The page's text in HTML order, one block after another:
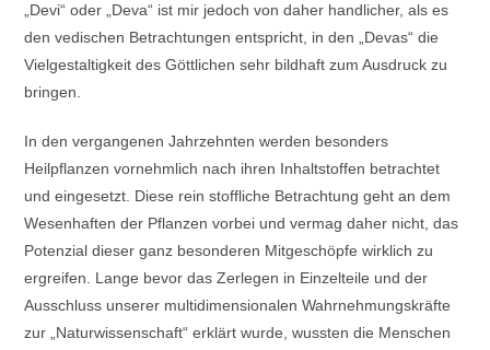
„Devi“ oder „Deva“ ist mir jedoch von daher handlicher, als es
den vedischen Betrachtungen entspricht, in den „Devas“ die
Vielgestaltigkeit des Göttlichen sehr bildhaft zum Ausdruck zu
bringen.
In den vergangenen Jahrzehnten werden besonders
Heilpflanzen vornehmlich nach ihren Inhaltstoffen betrachtet
und eingesetzt. Diese rein stoffliche Betrachtung geht an dem
Wesenhaften der Pflanzen vorbei und vermag daher nicht, das
Potenzial dieser ganz besonderen Mitgeschöpfe wirklich zu
ergreifen. Lange bevor das Zerlegen in Einzelteile und der
Ausschluss unserer multidimensionalen Wahrnehmungskräfte
zur „Naturwissenschaft“ erklärt wurde, wussten die Menschen